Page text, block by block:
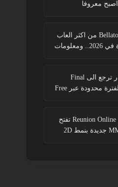
Bellatores من اكثر العاب
MMORPG المنتظرة في 2026.. ومعلومات
تقدر ترجع الى Final
Fantasy XIV مجانا لفترة محدودة عبر Free
Reunion Online تفتح